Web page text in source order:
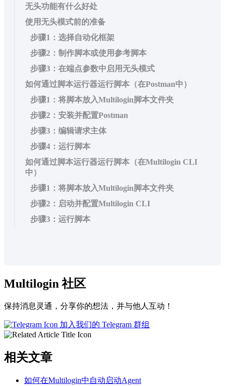
无头功能有什么好处
使用无头模式前的准备
步骤1：选择自动化框架
步骤2：制作脚本或使用参考脚本
步骤3：在端点参数中启用无头模式
如何通过脚本运行器运行脚本（在Postman中）
步骤1：将脚本放入Multilogin脚本文件夹
步骤2：安装并配置Postman
步骤3：编辑请求主体
步骤4：运行脚本
如何通过脚本运行器运行脚本（在Multilogin CLI
中）
步骤1：将脚本放入Multilogin脚本文件夹
步骤2：启动并配置Multilogin CLI
步骤3：运行脚本
Multilogin 社区
保持消息灵通，分享你的想法，并与他人互动！
加入我们的 Telegram 群组
相关文章
如何在Multilogin中自动启动Agent